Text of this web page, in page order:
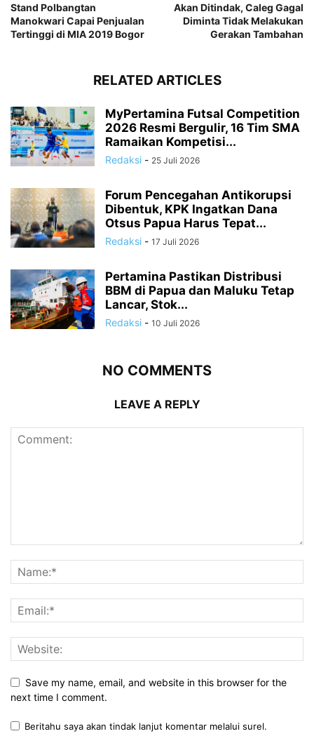
Stand Polbangtan
Manokwari Capai Penjualan
Tertinggi di MIA 2019 Bogor
Akan Ditindak, Caleg Gagal
Diminta Tidak Melakukan
Gerakan Tambahan
RELATED ARTICLES
MyPertamina Futsal Competition
2026 Resmi Bergulir, 16 Tim SMA
Ramaikan Kompetisi...
Redaksi - 25 Juli 2026
Forum Pencegahan Antikorupsi
Dibentuk, KPK Ingatkan Dana
Otsus Papua Harus Tepat...
Redaksi - 17 Juli 2026
Pertamina Pastikan Distribusi
BBM di Papua dan Maluku Tetap
Lancar, Stok...
Redaksi - 10 Juli 2026
NO COMMENTS
LEAVE A REPLY
Save my name, email, and website in this browser for the
next time I comment.
Beritahu saya akan tindak lanjut komentar melalui surel.